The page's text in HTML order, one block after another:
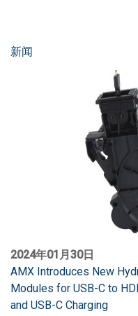
新闻
2024年01月30日
AMX Introduces New
Modules for USB-C to
and USB-C Charging